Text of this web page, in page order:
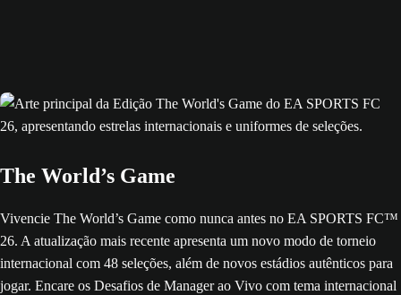
The World’s Game
Vivencie The World’s Game como nunca antes no EA SPORTS FC™
26. A atualização mais recente apresenta um novo modo de torneio
internacional com 48 seleções, além de novos estádios autênticos para
jogar. Encare os Desafios de Manager ao Vivo com tema internacional